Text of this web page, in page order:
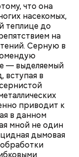
что она
насекомых,
теплице до
на
Серную в
— выделяемый
вступая в
приводит к
в данном
мной не один
дымовая
который
— это
Но важно
сильно
людям с
—